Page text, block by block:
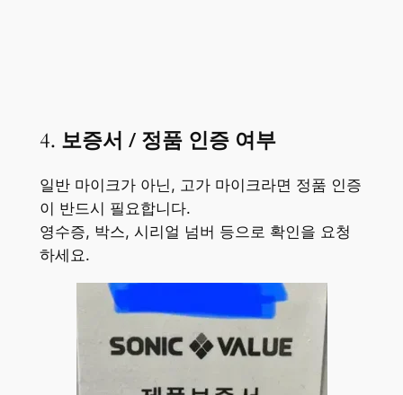
4. 보증서 / 정품 인증 여부
일반 마이크가 아닌, 고가 마이크라면 정품 인증
이 반드시 필요합니다.
영수증, 박스, 시리얼 넘버 등으로 확인을 요청
하세요.